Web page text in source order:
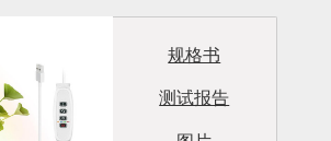
规格书
测试报告